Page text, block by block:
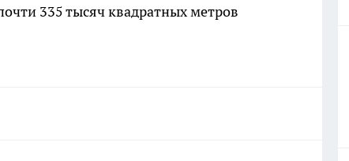
335 тысяч квадратных метров